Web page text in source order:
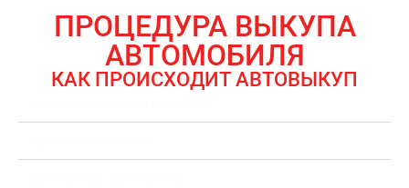
ПРОЦЕДУРА ВЫКУПА
АВТОМОБИЛЯ
КАК ПРОИСХОДИТ АВТОВЫКУП